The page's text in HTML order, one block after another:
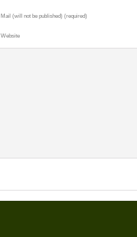
Mail (will not be published) (required)
Website